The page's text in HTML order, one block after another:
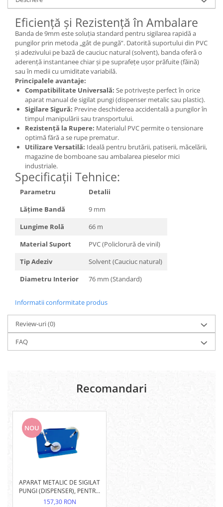
Eficiență și Rezistență în Ambalare
Banda de 9mm este soluția standard pentru sigilarea rapidă a
pungilor prin metoda „gât de pungă”. Datorită suportului din PVC
și adezivului pe bază de cauciuc natural (solvent), banda oferă o
aderență instantanee chiar și pe suprafețe ușor prăfuite (făină)
sau în medii cu umiditate variabilă.
Principalele avantaje:
Compatibilitate Universală: Se potrivește perfect în orice
aparat manual de sigilat pungi (dispenser metalic sau plastic).
Sigilare Sigură: Previne deschiderea accidentală a pungilor în
timpul manipulării sau transportului.
Rezistență la Rupere: Materialul PVC permite o tensionare
optimă fără a se rupe prematur.
Utilizare Versatilă: Ideală pentru brutării, patiserii, măcelării,
magazine de bomboane sau ambalarea pieselor mici
industriale.
Specificații Tehnice:
Parametru
Detalii
Lățime Bandă
9 mm
Lungime Rolă
66 m
Material Suport
PVC (Policlorură de vinil)
Tip Adeziv
Solvent (Cauciuc natural)
Diametru Interior
76 mm (Standard)
Informatii conformitate produs
Review-uri(0)
FAQ
Recomandari
NOU
APARAT METALIC DE SIGILAT
PUNGI (DISPENSER), PENTRU
BANDĂ DE 9MM
157,30 RON